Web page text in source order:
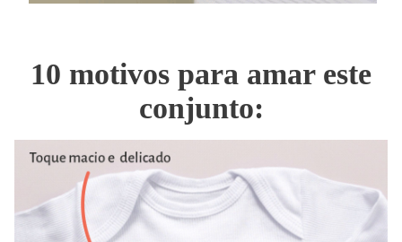
10 motivos para amar este
conjunto: